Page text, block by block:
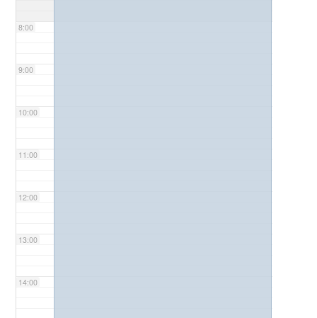
8:00
9:00
10:00
11:00
12:00
13:00
14:00